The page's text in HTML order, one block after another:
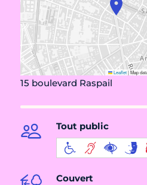
Leaflet|Map
15 boulevard Raspail
Tout public
Couvert